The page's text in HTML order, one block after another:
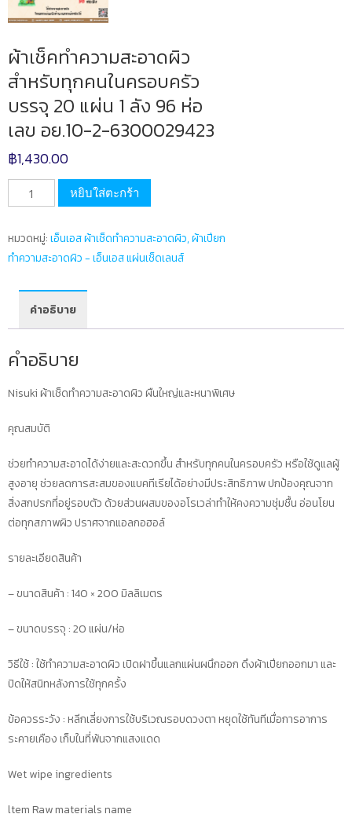
ผ้าเช็คทำความสะอาดผิว
สำหรับทุกคนในครอบครัว
บรรจุ 20 แผ่น 1 ลัง 96 ห่อ
เลข อย.10-2-6300029423
฿1,430.00
จำนวน
ผ้า
ทำความ
สะอาด
ผิว
สำหรับ
ทุก
ครอบครัว
บรรจุ
แผ่น
ลัง
96
ห่อ
เลข
2-
ชิ้น
หยิบใส่ตะกร้า
หมวดหมู่:เอ็นเอส ผ้าเช็ดทำความสะอาดผิว, ผ้าเปียก
ทำความสะอาดผิว - เอ็นเอส แผ่นเช็ดเลนส์
คำอธิบาย
คำอธิบาย
Nisuki ผ้าเช็ดทำความสะอาดผิว ผืนใหญ่และหนาพิเศษ
คุณสมบัติ
ช่วยทำความสะอาดได้ง่ายและสะดวกขึ้น สำหรับทุกคนในครอบครัว หรือใช้ดูแลผู้
สูงอายุ ช่วยลดการสะสมของแบคทีเรียได้อย่างมีประสิทธิภาพ ปกป้องคุณจาก
สิ่งสกปรกที่อยู่รอบตัว ด้วยส่วนผสมของอโรเวล่าทำให้คงความชุ่มชื้น อ่อนโยน
ต่อทุกสภาพผิว ปราศจากแอลกอฮอล์
รายละเอียดสินค้า
– ขนาดสินค้า : 140 × 200 มิลลิเมตร
– ขนาดบรรจุ : 20 แผ่น/ห่อ
วิธีใช้ : ใช้ทำความสะอาดผิว เปิดฝาขึ้นแลกแผ่นผนึกออก ดึงผ้าเปียกออกมา และ
ปิดให้สนิทหลังการใช้ทุกครั้ง
ข้อควรระวัง : หลีกเลี่ยงการใช้บริเวณรอบดวงตา หยุดใช้ทันทีเมื่อการอาการ
ระคายเคือง เก็บในที่พ้นจากแสงแดด
Wet wipe ingredients
ltem Raw materials name